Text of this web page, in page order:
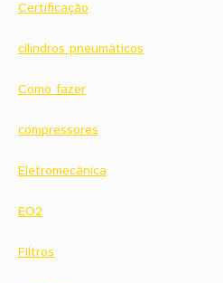
Certificação
cilindros pneumáticos
Como fazer
compressores
Eletromecânica
EO2
Filtros